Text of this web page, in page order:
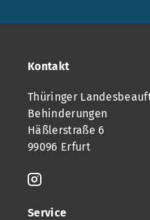
Kontakt
Thüringer
Behinderungen
Häßlerstraße 6
99096 Erfurt
Service